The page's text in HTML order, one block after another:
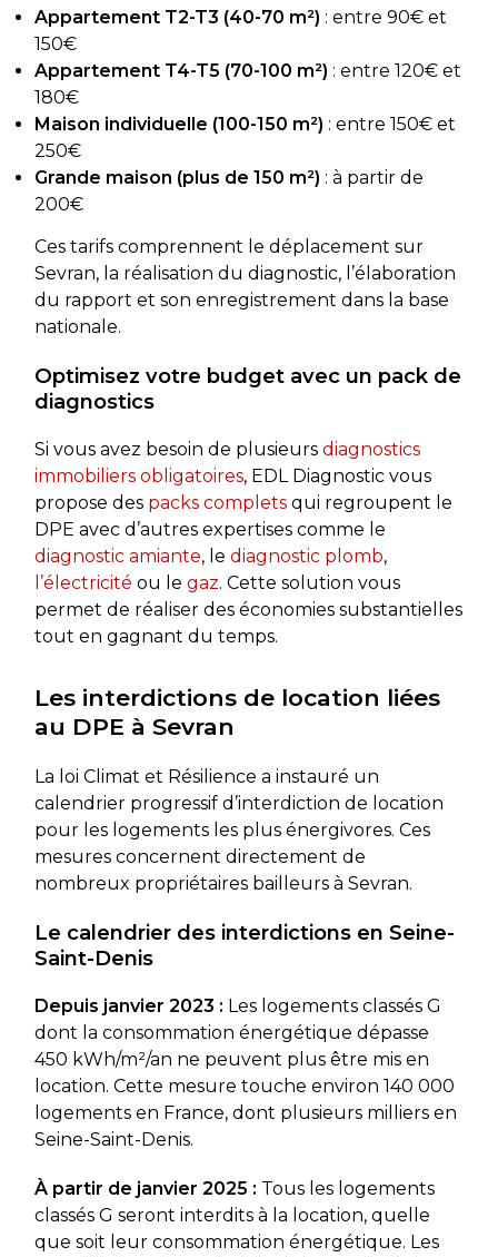
Appartement T2-T3 (40-70 m²) : entre 90€ et
150€
Appartement T4-T5 (70-100 m²) : entre 120€ et
180€
Maison individuelle (100-150 m²) : entre 150€ et
250€
Grande maison (plus de 150 m²) : à partir de
200€
Ces tarifs comprennent le déplacement sur
Sevran, la réalisation du diagnostic, l’élaboration
du rapport et son enregistrement dans la base
nationale.
Optimisez votre budget avec un pack de
diagnostics
Si vous avez besoin de plusieurs diagnostics
immobiliers obligatoires, EDL Diagnostic vous
propose des packs completsqui regroupent le
DPE avec d’autres expertises comme le
diagnostic amiante, le diagnostic plomb,
l’électricité ou le gaz. Cette solution vous
permet de réaliser des économies substantielles
tout en gagnant du temps.
Les interdictions de location liées
au DPE à Sevran
La loi Climat et Résilience a instauré un
calendrier progressif d’interdiction de location
pour les logements les plus énergivores. Ces
mesures concernent directement de
nombreux propriétaires bailleurs à Sevran.
Le calendrier des interdictions en Seine-
Saint-Denis
Depuis janvier 2023 : Les logements classés G
dont la consommation énergétique dépasse
450 kWh/m²/an ne peuvent plus être mis en
location. Cette mesure touche environ 140 000
logements en France, dont plusieurs milliers en
Seine-Saint-Denis.
À partir de janvier 2025 : Tous les logements
classés G seront interdits à la location, quelle
que soit leur consommation énergétique. Les